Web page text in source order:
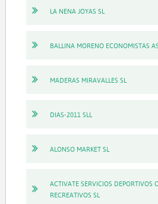
LA NENA JOYAS SL
BALLINA MORENO ECONOMISTAS
MADERAS MIRAVALLES SL
DIAS-2011 SLL
ALONSO MARKET SL
ACTIVATE SERVICIOS DEPORTIVOS
RECREATIVOS SL